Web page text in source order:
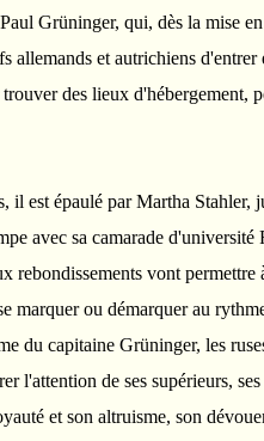
Grüninger, qui, dès la mise
allemands et autrichiens d'entrer
des lieux d'hébergement,
il est épaulé par Martha Stahler,
avec sa camarade d'université
rebondissements vont permettre
marquer ou démarquer au
du capitaine Grüninger, les
l'attention de ses supérieurs,
et son altruisme, son